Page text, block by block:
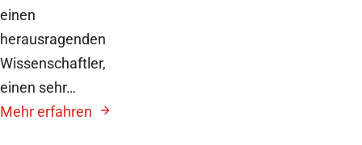
einen
herausragenden
Wissenschaftler,
einen sehr…
Mehr erfahren